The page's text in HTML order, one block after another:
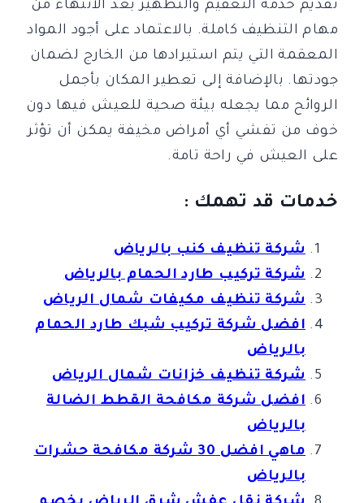
تقديم خدمة التعقيم والتطهير بعد الانتهاء من
مهام التنظيف كاملة. بالاعتماد على أجود المواد
المعقمة التي يتم استيرادها من الخارج لضمان
جودتها. بالإضافة إلى تعطير المكان بأجمل
الروائح مما يجعله بيئة صحية للعيش فيها دون
خوف من تفشي أي أمراض مخيفة يمكن أن تؤثر
على العيش في راحة تامة.
خدمات قد تهمك :
شركة تنظيف كنب بالرياض
شركة تركيب طارد الحمام بالرياض
شركة تنظيف مكيفات شمال الرياض
افضل شركة تركيب شبك طارد الحمام
بالرياض
شركة تنظيف خزانات شمال الرياض
افضل شركة مكافحة القطط الضالة
بالرياض
ماهي افضل 30 شركة مكافحة حشرات
بالرياض